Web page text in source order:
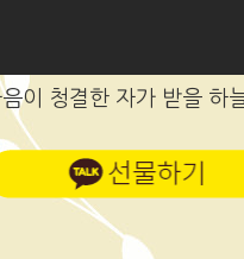
이 청결한 자가 받을 하